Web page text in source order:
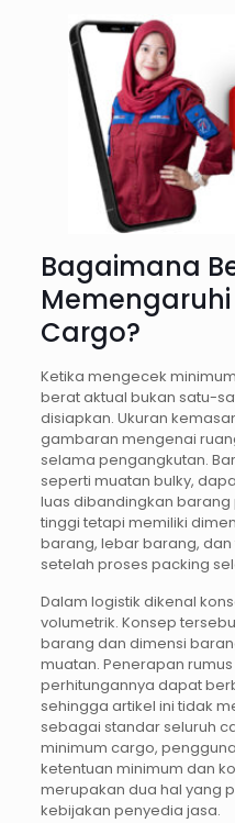
Bagaimana
Cargo?
Ketika mengecek
berat aktual bukan satu-
disiapkan. Ukuran
gambaran mengenai
selama pengangkutan.
seperti muatan bulky,
luas dibandingkan
tinggi tetapi memiliki
barang, lebar barang,
setelah proses packing
Dalam logistik dikenal
volumetrik. Konsep
barang dan dimensi
muatan. Penerapan
perhitungannya dapat
sehingga artikel ini tidak
sebagai standar seluruh
minimum cargo,
ketentuan minimum dan
merupakan dua hal yang
kebijakan penyedia jasa.